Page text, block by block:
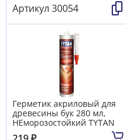
Артикул 30054
Герметик акриловый для
древесины бук 280 мл,
НЕморозостойкий TYTAN